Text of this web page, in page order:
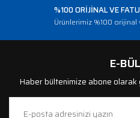
%100 ORİJİNAL VE
Ürünlerimiz %100 orijinal
E-
Haber bültenimize abone